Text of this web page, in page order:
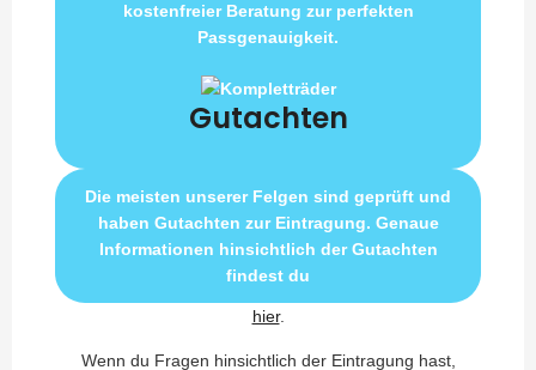
kostenfreier Beratung zur perfekten
Passgenauigkeit.
Gutachten
Die meisten unserer Felgen sind geprüft und
haben Gutachten zur Eintragung. Genaue
Informationen hinsichtlich der Gutachten
findest du
hier.
Wenn du Fragen hinsichtlich der Eintragung hast,